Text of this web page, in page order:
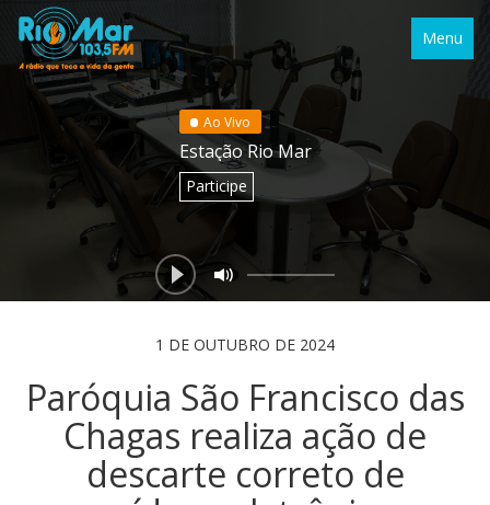
Menu
Ao Vivo
Estação Rio Mar
Participe
1 DE OUTUBRO DE 2024
Paróquia São Francisco das
Chagas realiza ação de
descarte correto de